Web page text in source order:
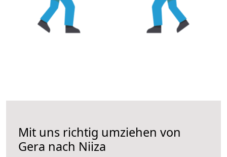
Mit uns richtig umziehen von
Gera nach Niiza